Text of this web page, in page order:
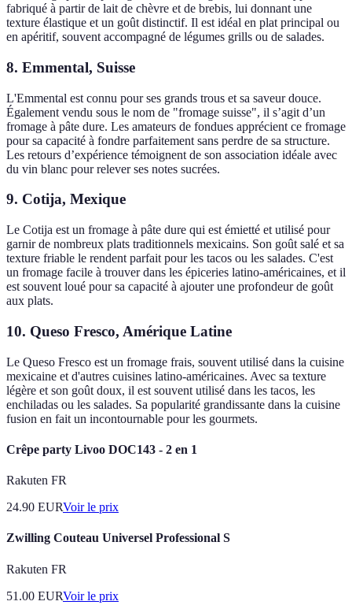
fabriqué à partir de lait de chèvre et de brebis, lui donnant une
texture élastique et un goût distinctif. Il est idéal en plat principal ou
en apéritif, souvent accompagné de légumes grills ou de salades.
8. Emmental, Suisse
L'Emmental est connu pour ses grands trous et sa saveur douce.
Également vendu sous le nom de "fromage suisse", il s’agit d’un
fromage à pâte dure. Les amateurs de fondues apprécient ce fromage
pour sa capacité à fondre parfaitement sans perdre de sa structure.
Les retours d’expérience témoignent de son association idéale avec
du vin blanc pour relever ses notes sucrées.
9. Cotija, Mexique
Le Cotija est un fromage à pâte dure qui est émietté et utilisé pour
garnir de nombreux plats traditionnels mexicains. Son goût salé et sa
texture friable le rendent parfait pour les tacos ou les salades. C'est
un fromage facile à trouver dans les épiceries latino-américaines, et il
est souvent loué pour sa capacité à ajouter une profondeur de goût
aux plats.
10. Queso Fresco, Amérique Latine
Le Queso Fresco est un fromage frais, souvent utilisé dans la cuisine
mexicaine et d'autres cuisines latino-américaines. Avec sa texture
légère et son goût doux, il est souvent utilisé dans les tacos, les
enchiladas ou les salades. Sa popularité grandissante dans la cuisine
fusion en fait un incontournable pour les gourmets.
Crêpe party Livoo DOC143 - 2 en 1
Rakuten FR
24.90 EURVoir le prix
Zwilling Couteau Universel Professional S
Rakuten FR
51.00 EURVoir le prix